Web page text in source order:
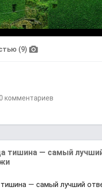
(9)
комментариев
тишина — самый
— самый лучший